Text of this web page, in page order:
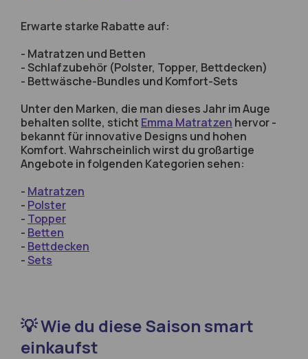
Erwarte starke Rabatte auf:
- Matratzen und Betten
- Schlafzubehör (Polster, Topper, Bettdecken)
- Bettwäsche-Bundles und Komfort-Sets
Unter den Marken, die man dieses Jahr im Auge
behalten sollte, sticht Emma Matratzen hervor -
bekannt für innovative Designs und hohen
Komfort. Wahrscheinlich wirst du großartige
Angebote in folgenden Kategorien sehen:
- Matratzen
- Polster
- Topper
- Betten
- Bettdecken
-Sets
💡 Wie du diese Saison smart
einkaufst